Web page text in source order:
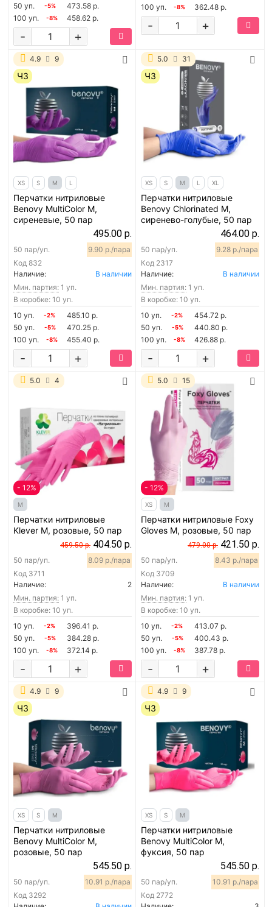
50 уп.
-5%
473.58 р.
100 уп.
-8% 458.62 р.
+
-
100 уп.
-8% 362.48 р.
+
-
4.9 9
ЧЗ
XS S M L
Перчатки нитриловые
Benovy MultiColor M,
сиреневые, 50 пар
495.00 р.
Код 832
50 пар/уп. 9.90 р./пара
Наличие:
В наличии
Мин. партия: 1 уп.
В коробке: 10 уп.
10 уп.
-2%
485.10 р.
50 уп.
-5%
470.25 р.
100 уп.
-8% 455.40 р.
+
-
5.0 31
ЧЗ
XS S M L XL
Перчатки нитриловые
Benovy Chlorinated M,
сиренево-голубые, 50 пар
464.00 р.
Код 2317
50 пар/уп. 9.28 р./пара
Наличие:
В наличии
Мин. партия: 1 уп.
В коробке: 10 уп.
10 уп.
-2%
454.72 р.
50 уп.
-5%
440.80 р.
100 уп.
-8% 426.88 р.
+
-
5.0 4
- 12%
M
Перчатки нитриловые
Klever M, розовые, 50 пар
459.50 р. 404.50 р.
Код 3711
50 пар/уп. 8.09 р./пара
Наличие:
2
Мин. партия: 1 уп.
В коробке: 10 уп.
10 уп.
-2%
396.41 р.
50 уп.
-5%
384.28 р.
100 уп.
-8% 372.14 р.
+
-
5.0 15
- 12%
XS M
Перчатки нитриловые Foxy
Gloves M, розовые, 50 пар
479.00 р. 421.50 р.
Код 3709
50 пар/уп. 8.43 р./пара
Наличие:
В наличии
Мин. партия: 1 уп.
В коробке: 10 уп.
10 уп.
-2%
413.07 р.
50 уп.
-5%
400.43 р.
100 уп.
-8% 387.78 р.
+
-
4.9 9
ЧЗ
XS S M
Перчатки нитриловые
Benovy MultiColor M,
розовые, 50 пар
545.50 р.
Код 3292
50 пар/уп. 10.91 р./пара
4.9 9
ЧЗ
XS S M
Перчатки нитриловые
Benovy MultiColor M,
фуксия, 50 пар
545.50 р.
Код 2772
50 пар/уп. 10.91 р./пара